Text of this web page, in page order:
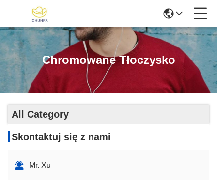
Chromowane Tłoczysko
All Category
Skontaktuj się z nami
Mr. Xu